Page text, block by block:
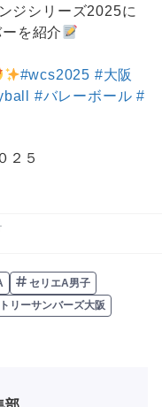
ジシリーズ2025に
を紹介
#wcs2025 #大阪
#バレーボール #
２５
セリエA男子
リーサンバーズ大阪